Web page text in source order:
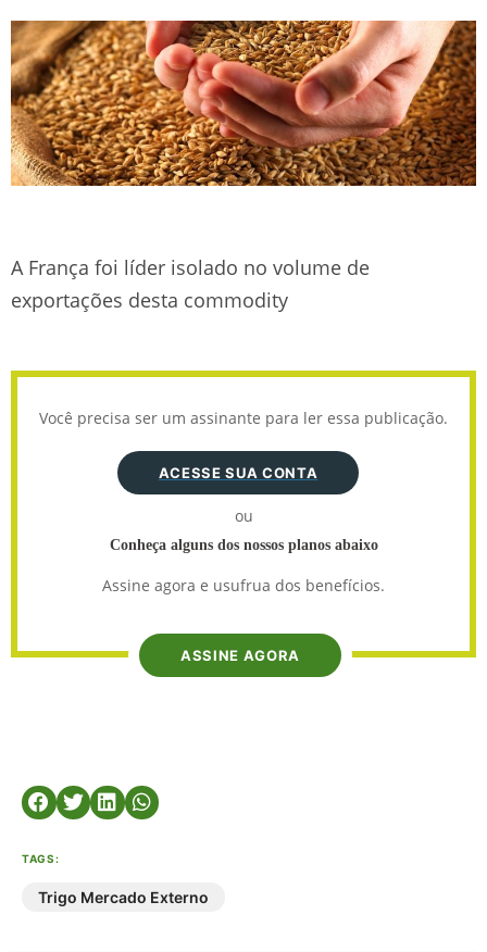
A França foi líder isolado no volume de
exportações desta commodity
Você precisa ser um assinante para ler essa publicação.
ACESSE SUA CONTA
ou
Conheça alguns dos nossos planos abaixo
Assine agora e usufrua dos benefícios.
ASSINE AGORA
TAGS:
Trigo Mercado Externo